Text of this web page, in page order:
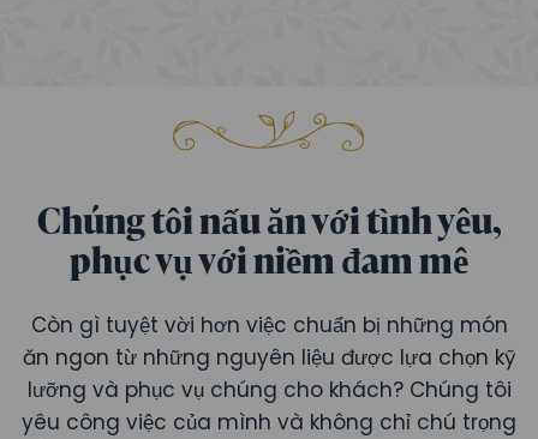
Chúng tôi nấu ăn với tình yêu,
phục vụ với niềm đam mê
Còn gì tuyệt vời hơn việc chuẩn bị những món
ăn ngon từ những nguyên liệu được lựa chọn kỹ
lưỡng và phục vụ chúng cho khách? Chúng tôi
yêu công việc của mình và không chỉ chú trọng